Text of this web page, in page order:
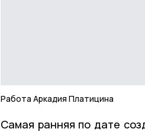
Работа Аркадия Платицина
Самая ранняя по дате